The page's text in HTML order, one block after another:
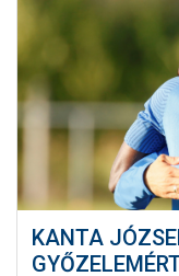
KANTA